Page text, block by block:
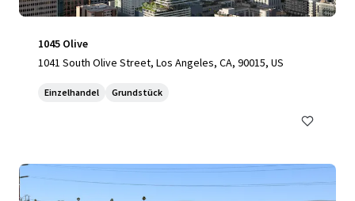
1045 Olive
1041 South Olive Street, Los Angeles, CA, 90015, US
Einzelhandel Grundstück